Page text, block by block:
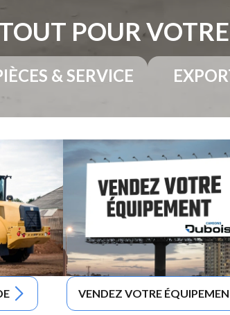
POUR
& SERVICE
VENDEZ VOTRE